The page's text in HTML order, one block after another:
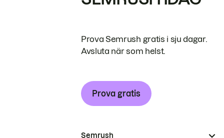
Prova Semrush gratis i sju dagar.
Avsluta när som helst.
Prova gratis
Semrush